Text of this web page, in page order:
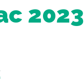
2023